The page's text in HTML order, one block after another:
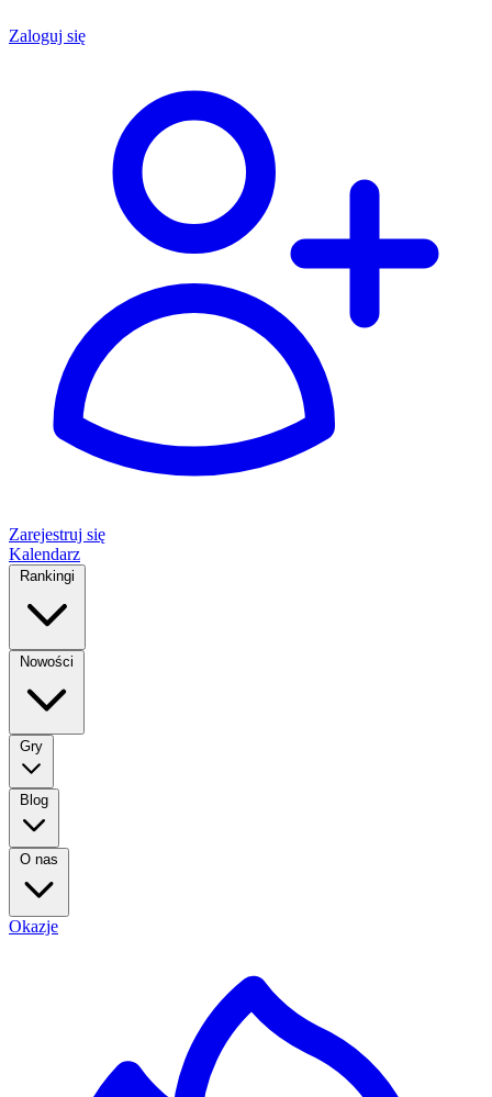
Zaloguj się
Zarejestruj się
Kalendarz
Rankingi
Nowości
Gry
Blog
O nas
Okazje